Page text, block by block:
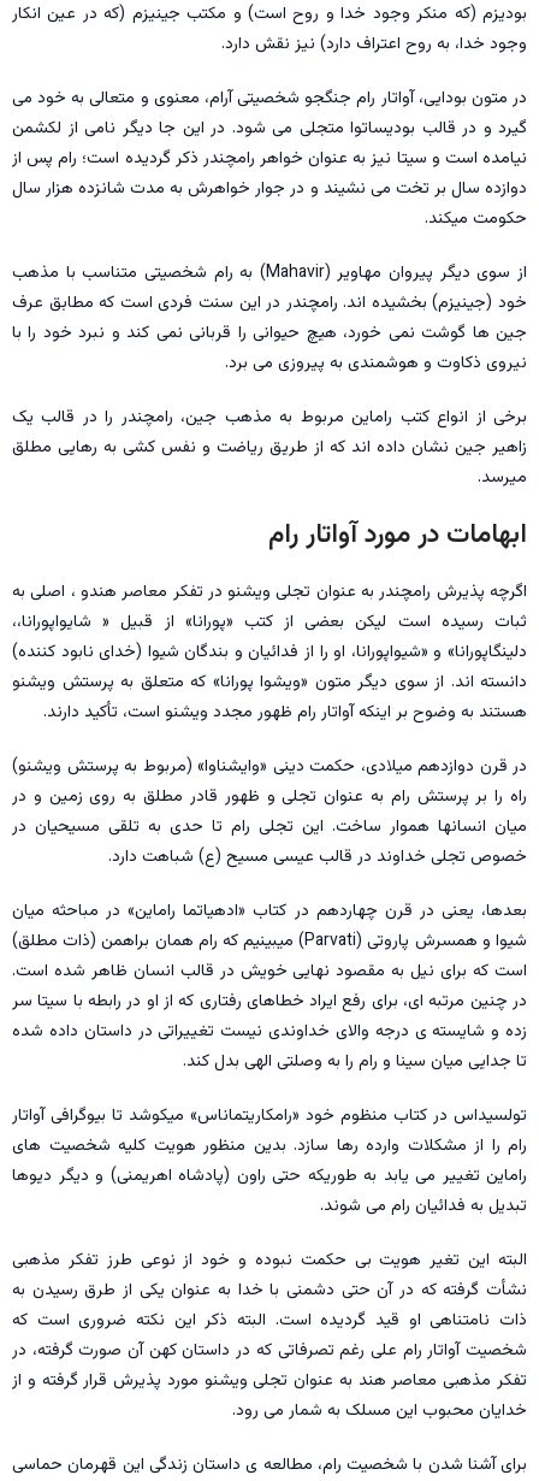
بودیزم (که منکر وجود خدا و روح است) و مکتب جینیزم (که در عین انکار
وجود خدا، به روح اعتراف دارد) نیز نقش دارد.
در متون بودایی، آواتار رام جنگجو شخصیتی آرام، معنوی و متعالی به خود می
گیرد و در قالب بوديساتوا متجلی می شود. در این جا دیگر نامی از لکشمن
نیامده است و سیتا نیز به عنوان خواهر رامچندر ذکر گردیده است؛ رام پس از
دوازده سال بر تخت می نشیند و در جوار خواهرش به مدت شانزده هزار سال
حکومت میکند.
از سوی دیگر پیروان مهاوير (Mahavir) به رام شخصیتی متناسب با مذهب
خود (جینیزم) بخشیده اند. رامچندر در این سنت فردی است که مطابق عرف
جین ها گوشت نمی خورد، هیچ حیوانی را قربانی نمی کند و نبرد خود را با
نیروی ذکاوت و هوشمندی به پیروزی می برد.
برخی از انواع کتب راماین مربوط به مذهب جین، رامچندر را در قالب یک
زاهیر جین نشان داده اند که از طریق ریاضت و نفس کشی به رهایی مطلق
میرسد.
ابهامات در مورد آواتار رام
اگرچه پذیرش رامچندر به عنوان تجلی ویشنو در تفکر معاصر هندو ، اصلی به
ثبات رسیده است لیکن بعضی از کتب «پورانا» از قبيل « شایواپورانا،،
دلینگاپورانا» و «شیواپورانا، او را از فدائیان و بندگان شیوا (خدای نابود کننده)
دانسته اند. از سوی دیگر متون «ویشوا پورانا» که متعلق به پرستش ویشنو
هستند به وضوح بر اینکه آواتار رام ظهور مجدد ویشنو است، تأکید دارند.
در قرن دوازدهم میلادی، حکمت دینی «وایشناوا» (مربوط به پرستش ويشنو)
راه را بر پرستش رام به عنوان تجلی و ظهور قادر مطلق به روی زمین و در
میان انسانها هموار ساخت. این تجلی رام تا حدی به تلقی مسیحیان در
خصوص تجلی خداوند در قالب عیسی مسیح (ع) شباهت دارد.
بعدها، یعنی در قرن چهاردهم در کتاب «ادهياتما راماین» در مباحثه میان
شیوا و همسرش پاروتی (Parvati) میبینیم که رام همان براهمن (ذات مطلق)
است که برای نیل به مقصود نهایی خویش در قالب انسان ظاهر شده است.
در چنین مرتبه ای، برای رفع ایراد خطاهای رفتاری که از او در رابطه با سیتا سر
زده و شایسته ی درجه والای خداوندی نیست تغییراتی در داستان داده شده
تا جدایی میان سینا و رام را به وصلتی الهی بدل کند.
تولسيداس در کتاب منظوم خود «رامکاریتماناس» میکوشد تا بیوگرافی آواتار
رام را از مشکلات وارده رها سازد. بدین منظور هویت کلیه شخصیت های
راماین تغییر می یابد به طوریکه حتی راون (پادشاه اهریمنی) و دیگر دیوها
تبدیل به فدائیان رام می شوند.
البته این تغیر هویت بی حکمت نبوده و خود از نوعی طرز تفکر مذهبی
نشأت گرفته که در آن حتی دشمنی با خدا به عنوان یکی از طرق رسیدن به
ذات نامتناهی او قید گردیده است. البته ذکر این نکته ضروری است که
شخصیت آواتار رام علی رغم تصرفاتی که در داستان کهن آن صورت گرفته، در
تفکر مذهبی معاصر هند به عنوان تجلی ويشنو مورد پذیرش قرار گرفته و از
خدایان محبوب این مسلک به شمار می رود.
برای آشنا شدن با شخصیت رام، مطالعه ی داستان زندگی این قهرمان حماسی